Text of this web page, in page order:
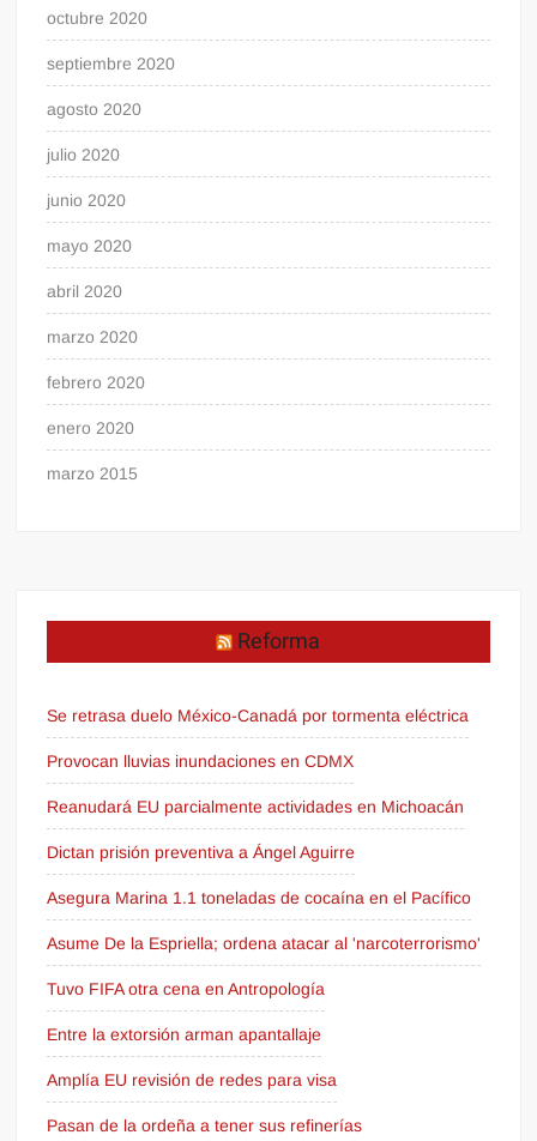
octubre 2020
septiembre 2020
agosto 2020
julio 2020
junio 2020
mayo 2020
abril 2020
marzo 2020
febrero 2020
enero 2020
marzo 2015
Reforma
Se retrasa duelo México-Canadá por tormenta eléctrica
Provocan lluvias inundaciones en CDMX
Reanudará EU parcialmente actividades en Michoacán
Dictan prisión preventiva a Ángel Aguirre
Asegura Marina 1.1 toneladas de cocaína en el Pacífico
Asume De la Espriella; ordena atacar al 'narcoterrorismo'
Tuvo FIFA otra cena en Antropología
Entre la extorsión arman apantallaje
Amplía EU revisión de redes para visa
Pasan de la ordeña a tener sus refinerías